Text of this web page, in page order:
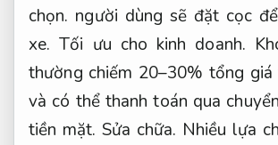
chọn. người dùng sẽ đặt cọc
xe. Tối ưu cho kinh doanh.
thường chiếm 20–30% tổng
và có thể thanh toán qua
tiền mặt. Sửa chữa. Nhiều lựa